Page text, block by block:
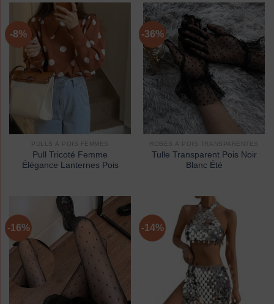
-8%
PULLS À POIS FEMMES
Pull Tricoté Femme
Élégance Lanternes Pois
-36%
ROBES À POIS TRANSPARENTES
Tulle Transparent Pois Noir
Blanc Été
-16% -14%